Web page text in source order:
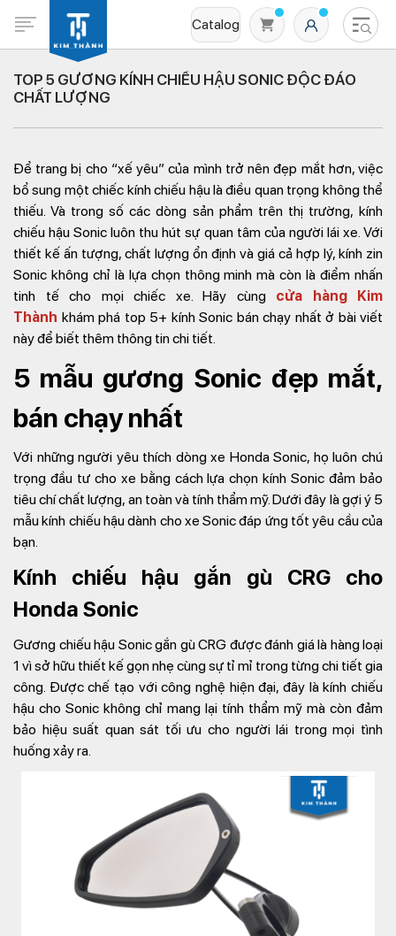
Catalog
Không có sản phẩm nào trong giỏ hàng
TOP 5 GƯƠNG KÍNH CHIẾU HẬU SONIC ĐỘC ĐÁO
CHẤT LƯỢNG
Để trang bị cho “xế yêu” của mình trở nên đẹp mắt hơn, việc
bổ sung một chiếc kính chiếu hậu là điều quan trọng không thể
thiếu. Và trong số các dòng sản phẩm trên thị trường, kính
chiếu hậu Sonic luôn thu hút sự quan tâm của người lái xe. Với
thiết kế ấn tượng, chất lượng ổn định và giá cả hợp lý, kính zin
Sonic không chỉ là lựa chọn thông minh mà còn là điểm nhấn
tinh tế cho mọi chiếc xe. Hãy cùng cửa hàng Kim
Thành khám phá top 5+ kính Sonic bán chạy nhất ở bài viết
này để biết thêm thông tin chi tiết.
5 mẫu gương Sonic đẹp mắt,
bán chạy nhất
Với những người yêu thích dòng xe Honda Sonic, họ luôn chú
trọng đầu tư cho xe bằng cách lựa chọn kính Sonic đảm bảo
tiêu chí chất lượng, an toàn và tính thẩm mỹ. Dưới đây là gợi ý 5
mẫu kính chiếu hậu dành cho xe Sonic đáp ứng tốt yêu cầu của
bạn.
Kính chiếu hậu gắn gù CRG cho
Honda Sonic
Gương chiếu hậu Sonic gắn gù CRG được đánh giá là hàng loại
1 vì sở hữu thiết kế gọn nhẹ cùng sự tỉ mỉ trong từng chi tiết gia
công. Được chế tạo với công nghệ hiện đại, đây là kính chiếu
hậu cho Sonic không chỉ mang lại tính thẩm mỹ mà còn đảm
bảo hiệu suất quan sát tối ưu cho người lái trong mọi tình
huống xảy ra.